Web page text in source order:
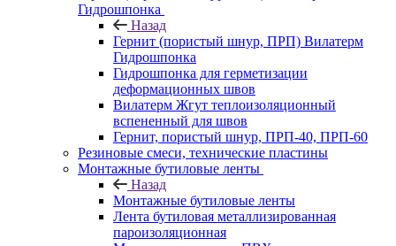
Гидрошпонка
Назад
Гернит (пористый шнур, ПРП) Вилатерм
Гидрошпонка
Гидрошпонка для герметизации
деформационных швов
Вилатерм Жгут теплоизоляционный
вспененный для швов
Гернит, пористый шнур, ПРП-40, ПРП-60
Резиновые смеси, технические пластины
Монтажные бутиловые ленты
Назад
Монтажные бутиловые ленты
Лента бутиловая металлизированная
пароизоляционная